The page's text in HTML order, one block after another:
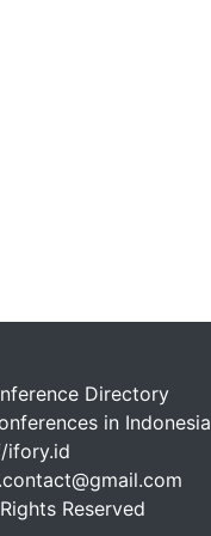
Directory
in Indonesia
ifory.id
Reserved